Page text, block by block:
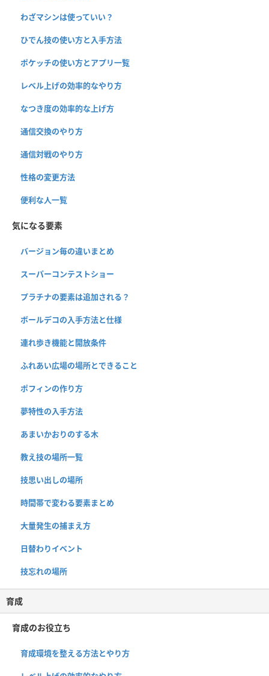
わざマシンは使っていい？
ひでん技の使い方と入手方法
ポケッチの使い方とアプリ一覧
レベル上げの効率的なやり方
なつき度の効率的な上げ方
通信交換のやり方
通信対戦のやり方
性格の変更方法
便利な人一覧
気になる要素
バージョン毎の違いまとめ
スーパーコンテストショー
プラチナの要素は追加される？
ボールデコの入手方法と仕様
連れ歩き機能と開放条件
ふれあい広場の場所とできること
ポフィンの作り方
夢特性の入手方法
あまいかおりのする木
教え技の場所一覧
技思い出しの場所
時間帯で変わる要素まとめ
大量発生の捕まえ方
日替わりイベント
技忘れの場所
育成
育成のお役立ち
育成環境を整える方法とやり方